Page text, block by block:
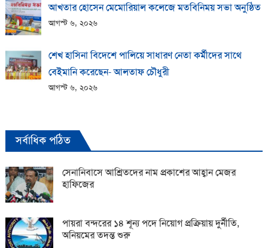
আখতার হোসেন মেমোরিয়াল কলেজে মতবিনিময় সভা অনুষ্ঠিত
আগস্ট ৬, ২০২৬
শেখ হাসিনা বিদেশে পালিয়ে সাধারণ নেতা কর্মীদের সাথে
বেইমানি করেছেন- আলতাফ চৌধুরী
আগস্ট ৬, ২০২৬
সর্বাধিক পঠিত
সেনানিবাসে আশ্রিতদের নাম প্রকাশের আহ্বান মেজর
হাফিজের
পায়রা বন্দরের ১৪ শূন্য পদে নিয়োগ প্রক্রিয়ায় দুর্নীতি,
অনিয়মের তদন্ত শুরু